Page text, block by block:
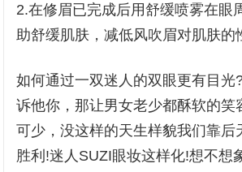
2.在修眉已完成后用舒缓喷雾在眼
助舒缓肌肤，减低风吹眉对肌肤的
如何通过一双迷人的双眼更有目光
诉他你，那让男女老少都酥软的笑
可少，没这样的天生样貌我们靠后
胜利!迷人SUZI眼妆这样化!想不想